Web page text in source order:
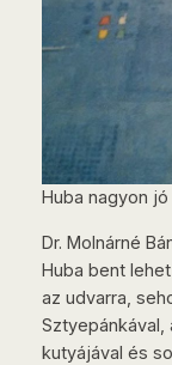
Huba nagyon
Dr. Molnárné
Huba bent
az udvarra,
kutyájával és